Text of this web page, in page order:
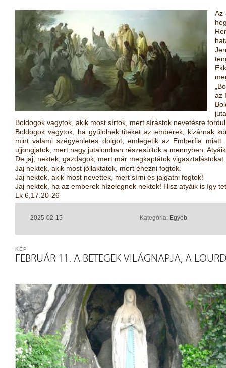
Az
az
Boldogok vagytok, akik most sírtok, mert sírástok nevetésre
Boldogok vagytok, ha gyűlölnek titeket az emberek, kizárnak
mint valami szégyenletes dolgot, emlegetik az Emberfia
ujjongjatok, mert nagy jutalomban részesültök a mennyben.
De jaj, nektek, gazdagok, mert már megkaptátok vigasztalástokat.
Jaj nektek, akik most jóllaktatok, mert éhezni fogtok.
Jaj nektek, akik most nevettek, mert sírni és jajgatni fogtok!
Jaj nektek, ha az emberek hízelegnek nektek! Hisz atyáik is így
Lk 6,17.20-26
2025-02-15 Kategória: Egyéb
FEBRUÁR 11. A BETEGEK VILÁGNAPJA, A
KÉP